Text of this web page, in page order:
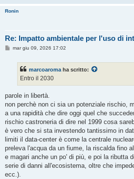
Ronin
Re: Impatto ambientale per l'uso di
M
o
mar giu 09, 2026 17:02
marcoaroma ha scritto:
Entro il 2030
parole in libertà.
non perchè non ci sia un potenziale rischio,
a una rapidità che dire oggi quel che
rischio castroneria di dire nel 1999 cosa
è vero che si sta investendo tantissimo in
limiti il data-center è come la centrale
preleva l'acqua da un fiume, la riscalda fino
e magari anche un po' di più, e poi la ributta
serie di danni all'ecosistema, oltre che
ecc.).